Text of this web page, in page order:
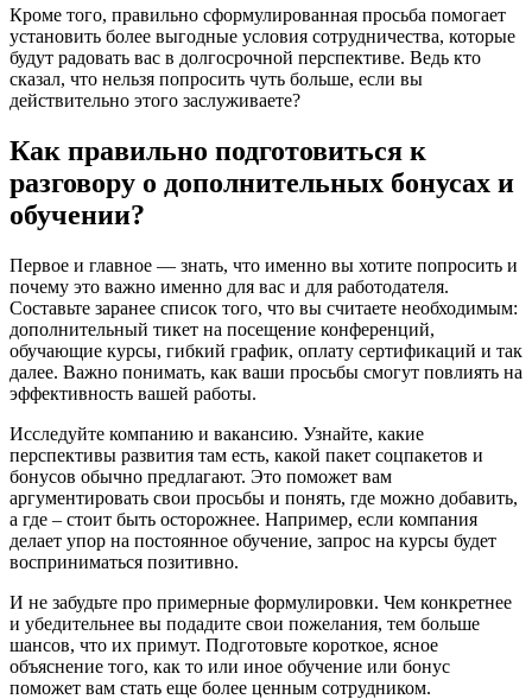
Кроме того, правильно сформулированная просьба помогает
установить более выгодные условия сотрудничества, которые
будут радовать вас в долгосрочной перспективе. Ведь кто
сказал, что нельзя попросить чуть больше, если вы
действительно этого заслуживаете?
Как правильно подготовиться к
разговору о дополнительных бонусах и
обучении?
Первое и главное — знать, что именно вы хотите попросить и
почему это важно именно для вас и для работодателя.
Составьте заранее список того, что вы считаете необходимым:
дополнительный тикет на посещение конференций,
обучающие курсы, гибкий график, оплату сертификаций и так
далее. Важно понимать, как ваши просьбы смогут повлиять на
эффективность вашей работы.
Исследуйте компанию и вакансию. Узнайте, какие
перспективы развития там есть, какой пакет соцпакетов и
бонусов обычно предлагают. Это поможет вам
аргументировать свои просьбы и понять, где можно добавить,
а где – стоит быть осторожнее. Например, если компания
делает упор на постоянное обучение, запрос на курсы будет
восприниматься позитивно.
И не забудьте про примерные формулировки. Чем конкретнее
и убедительнее вы подадите свои пожелания, тем больше
шансов, что их примут. Подготовьте короткое, ясное
объяснение того, как то или иное обучение или бонус
поможет вам стать еще более ценным сотрудником.